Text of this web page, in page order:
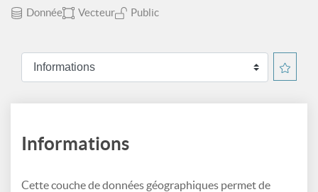
Donnée Vecteur Public
Informations
Cette couche de données géographiques permet de